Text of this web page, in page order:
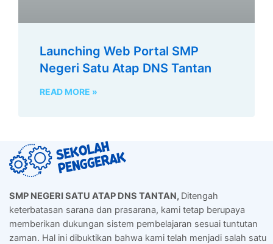
Launching Web Portal SMP
Negeri Satu Atap DNS Tantan
READ MORE »
SMP NEGERI SATU ATAP DNS TANTAN, Ditengah
keterbatasan sarana dan prasarana, kami tetap berupaya
memberikan dukungan sistem pembelajaran sesuai tuntutan
zaman. Hal ini dibuktikan bahwa kami telah menjadi salah satu